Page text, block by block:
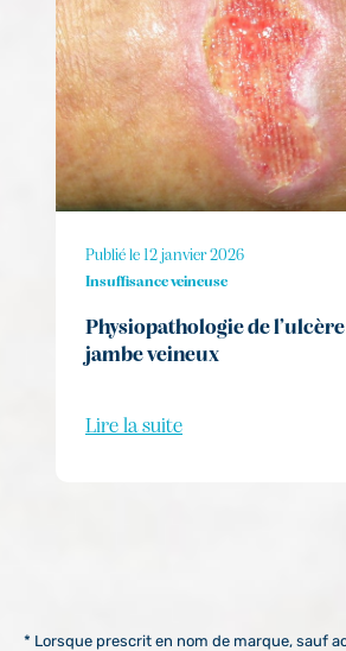
Publié le 12 janvier 2026
Insuffisance veineuse
Physiopathologie de
jambe veineux
Lire la suite
* Lorsque prescrit en nom de marque, sauf